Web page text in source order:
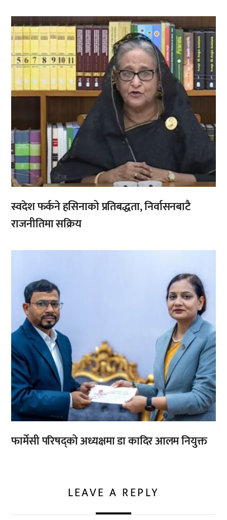
,,
स्वदेश फर्कने हसिनाको प्रतिबद्धता, निर्वासनबाटै
राजनीतिमा सक्रिय
,
फार्मेसी परिषद्को अध्यक्षमा डा कादिर आलम नियुक्त
LEAVE A REPLY